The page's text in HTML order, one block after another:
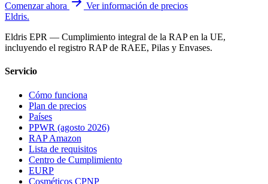
Comenzar ahora
Ver información de precios
Eldris.
Eldris EPR — Cumplimiento integral de la RAP en la UE,
incluyendo el registro RAP de RAEE, Pilas y Envases.
Servicio
Cómo funciona
Plan de precios
Países
PPWR (agosto 2026)
RAP Amazon
Lista de requisitos
Centro de Cumplimiento
EURP
Cosméticos CPNP